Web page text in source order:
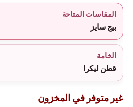
المقاسات المتاحة
بيج سايز
الخامة
قطن ليكرا
غير متوفر في المخزون